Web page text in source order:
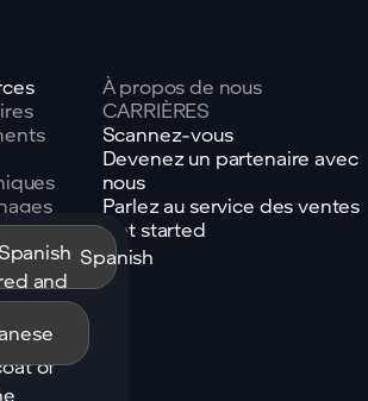
À propos de nous
CARRIÈRES
Scannez-vous
Devenez un partenaire avec
nous
Parlez au service des ventes
Get started
Spanish